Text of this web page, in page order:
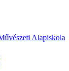
Alapiskola